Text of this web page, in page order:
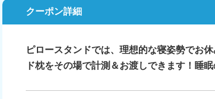
クーポン詳細
ピロースタンドでは、理想的な寝姿勢でお
ド枕をその場で計測＆お渡しできます！睡